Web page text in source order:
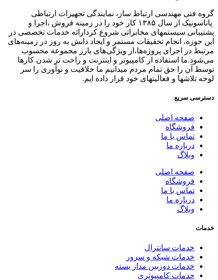
گروه فنی مهندسی ارتباط ساز، نمایندگی تجهیزات ارتباطی
پاناسونیک از سال ۱۳۸۵ کار خود را در زمینه فروش ،اجرا و
پشتیبانی سیستمهای مخابراتی شروع کردارائه خدمات تخصصی در
این حوزه، انجام تحقیقات مستمر و ایجاد دانش به‌ روز در زمینه‌های
مرتبط در اجرای پروژه‌ها،از ویژگی‌های بارز مجموعه محسوب
می‌شود.ما استفاده از کامپیوتر و اینترنت و راحت تر شدن کارها
توسط آن را حق تمام مردم میدانیم ما خلاقیت و نوآوری را سر
لوحه تلاشها و فعالیتهای خود قرار داده ایم.
دسترسی سریع
صفحه اصلی
فروشگاه
تماس با ما
درباره ما
وبلاگ
صفحه اصلی
فروشگاه
تماس با ما
درباره ما
وبلاگ
خدمات
خدمات سانترال
خدمات شبکه و سرور
خدمات دوربین مدار بسته
خدمات کامپیوتری